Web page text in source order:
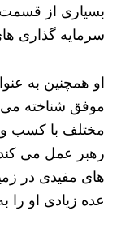
بسیاری از
سرمایه گذاری
او همچنین به
موفق شناخته می
مختلف با کسب و
رهبر عمل می
های مفیدی در
عده زیادی او را